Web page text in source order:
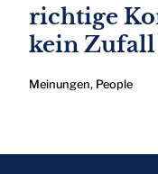
richtige
kein Zufall
Meinungen, People